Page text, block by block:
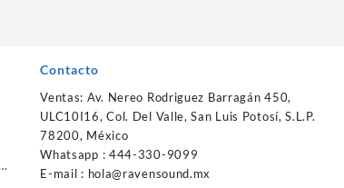
Contacto
Ventas: Av. Nereo Rodriguez Barragán 450,
ULC10I16, Col. Del Valle, San Luis Potosí, S.L.P.
78200, México
Whatsapp : 444-330-9099
E-mail : hola@ravensound.mx